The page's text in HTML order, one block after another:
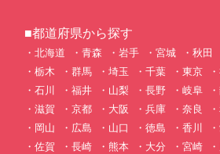
■都道府県から探す
北海道 青森 岩手 宮城 秋田
栃木
群馬 埼玉 千葉 東京
石川
福井 山梨 長野 岐阜
滋賀
京都 大阪 兵庫 奈良
岡山
広島 山口 徳島 香川
佐賀
長崎 熊本 大分 宮崎